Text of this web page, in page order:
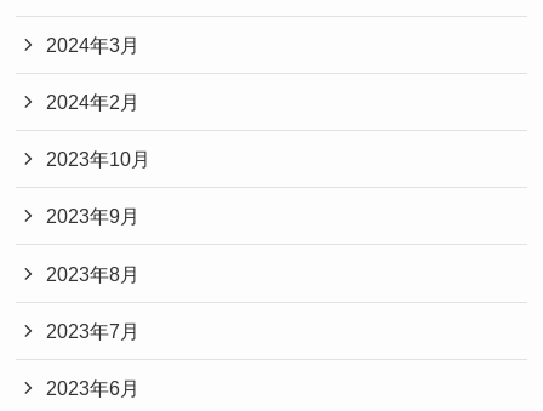
2024年3月
2024年2月
2023年10月
2023年9月
2023年8月
2023年7月
2023年6月